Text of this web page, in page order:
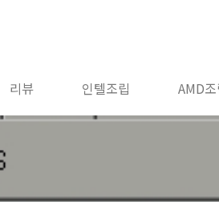
리뷰 인텔조립 AMD조